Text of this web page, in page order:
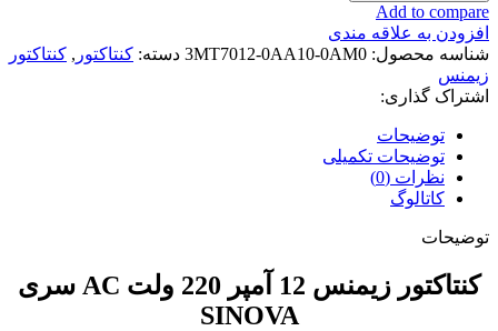
Add to compare
افزودن به علاقه مندی
شناسه محصول: 3MT7012-0AA10-0AM0 دسته: کنتاکتور , کنتاکتور
زیمنس
اشتراک گذاری:
توضیحات
توضیحات تکمیلی
نظرات (0)
کاتالوگ
توضیحات
کنتاکتور زیمنس 12 آمپر 220 ولت AC سری
SINOVA